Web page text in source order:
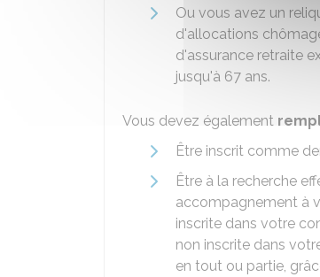
Ou vous avez un
d'allocations
d'assurance retraite
jusqu'à 67 ans.
Vous devez également
Être inscrit comme
Être à la recherche
accompagnement à
inscrite dans votre
non inscrite dans
en tout ou partie,